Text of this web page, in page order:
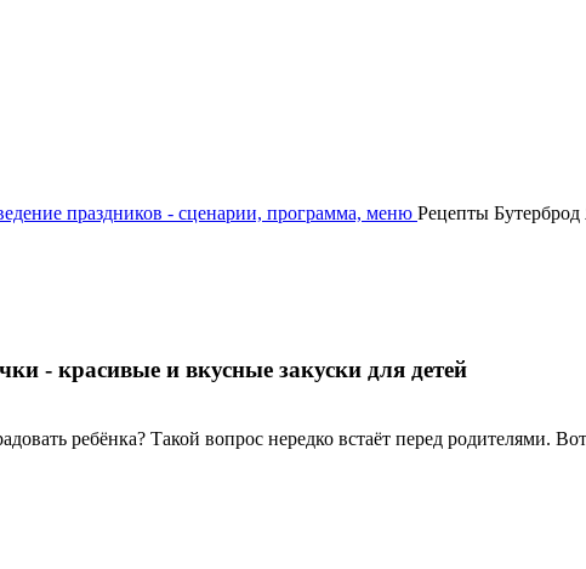
праздников - сценарии, программа, меню Рецепты
- красивые и вкусные закуски для детей
ребёнка? Такой вопрос нередко встаёт перед родителями.